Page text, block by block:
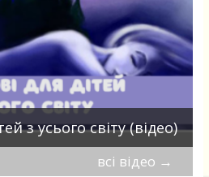
з усього світу (відео)
всі відео →